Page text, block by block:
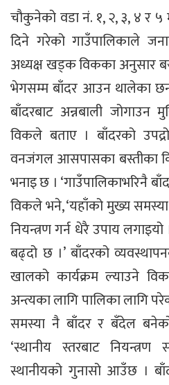
चौकुनेको वडा नं. १, २, ३, ४ र ५
दिने गरेको गाउँपालिकाले
अध्यक्ष खड्क विकका अनुसार
भेगसम्म बाँदर आउन थालेका
बाँदरबाट अन्नबाली जोगाउन
विकले बताए । बाँदरको
वनजंगल आसपासका बस्तीका
भनाइ छ । ‘गाउँपालिकाभरिनै
विकले भने, ‘यहाँको मुख्य
नियन्त्रण गर्न धेरै उपाय
बढ्दो छ ।’ बाँदरको
खालको कार्यक्रम ल्याउने
अन्त्यका लागि पालिका लागि
समस्या नै बाँदर र बँदेल
‘स्थानीय स्तरबाट
स्थानीयको गुनासो आउँछ ।